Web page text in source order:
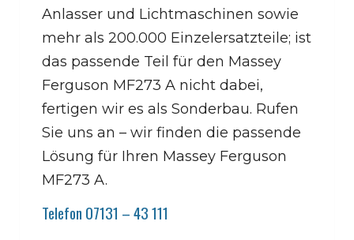
Anlasser und Lichtmaschinen sowie
mehr als 200.000 Einzelersatzteile; ist
das passende Teil für den Massey
Ferguson MF273 A nicht dabei,
fertigen wir es als Sonderbau. Rufen
Sie uns an – wir finden die passende
Lösung für Ihren Massey Ferguson
MF273 A.
Telefon 07131 – 43 111